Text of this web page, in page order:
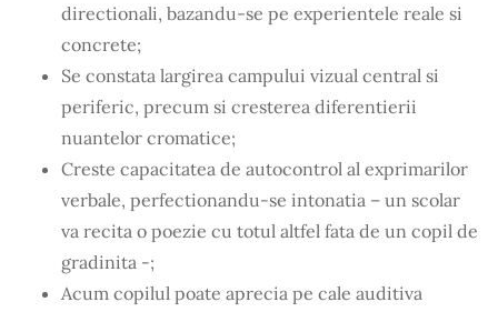
directionali, bazandu-se pe experientele reale si
concrete;
Se constata largirea campului vizual central si
periferic, precum si cresterea diferentierii
nuantelor cromatice;
Creste capacitatea de autocontrol al exprimarilor
verbale, perfectionandu-se intonatia – un scolar
va recita o poezie cu totul altfel fata de un copil de
gradinita -;
Acum copilul poate aprecia pe cale auditiva